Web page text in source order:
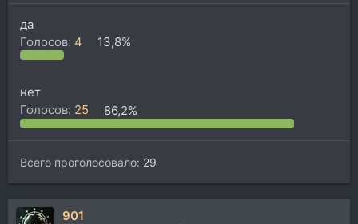
да
Голосов: 4 13,8%
нет
Голосов: 25 86,2%
Всего проголосовало 29
901